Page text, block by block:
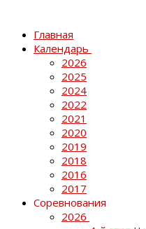
Главная
Календарь
2026
2025
2024
2022
2021
2020
2019
2018
2016
2017
Соревнования
2026